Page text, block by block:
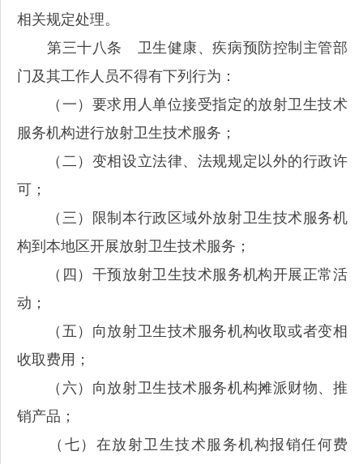
相关规定处理。
第三十八条 卫生健康、疾病预防控制主管部
门及其工作人员不得有下列行为：
（一）要求用人单位接受指定的放射卫生技术
服务机构进行放射卫生技术服务；
（二）变相设立法律、法规规定以外的行政许
可；
（三）限制本行政区域外放射卫生技术服务机
构到本地区开展放射卫生技术服务；
（四）干预放射卫生技术服务机构开展正常活
动；
（五）向放射卫生技术服务机构收取或者变相
收取费用；
（六）向放射卫生技术服务机构摊派财物、推
销产品；
（七）在放射卫生技术服务机构报销任何费